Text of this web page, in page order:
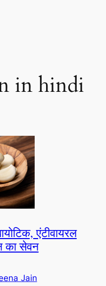
in hindi
एंटीवायरल
का सेवन
Jain